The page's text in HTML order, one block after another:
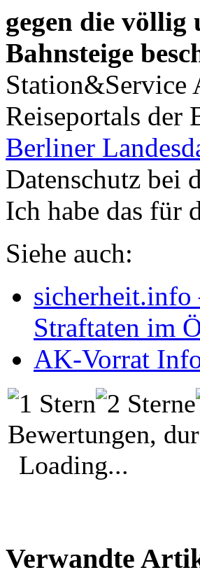
gegen die
Bahnsteige
Station&Service
Reiseportals der
Berliner
Datenschutz bei
Ich habe das für
Siehe auch:
sicherheit.info
Straftaten im
AK-Vorrat
Bewertungen,
Loading...
Verwandte